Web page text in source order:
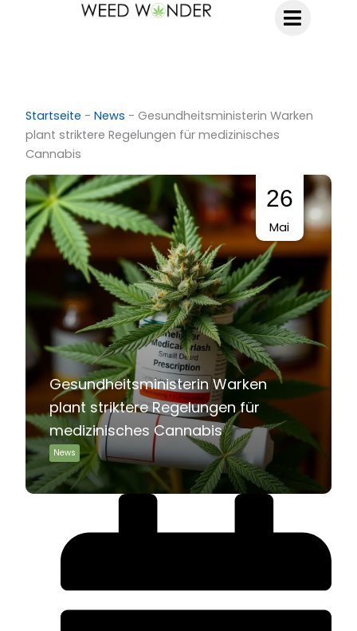
Startseite -News -Gesundheitsministerin Warken
plant striktere Regelungen für medizinisches
Cannabis
26
Mai
Gesundheitsministerin Warken
plant striktere Regelungen für
medizinisches Cannabis
News